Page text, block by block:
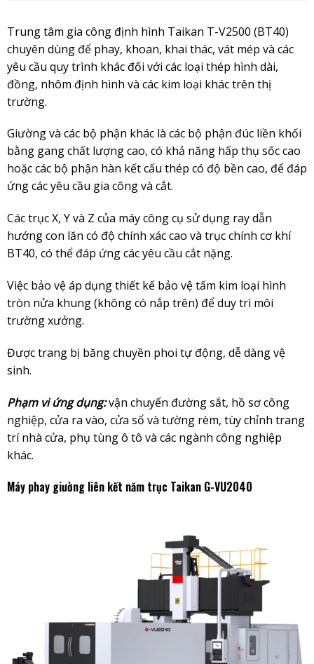
Trung tâm gia công định hình Taikan T-V2500 (BT40)
chuyên dùng để phay, khoan, khai thác, vát mép và các
yêu cầu quy trình khác đối với các loại thép hình dài,
đồng, nhôm định hình và các kim loại khác trên thị
trường.
Giường và các bộ phận khác là các bộ phận đúc liền khối
bằng gang chất lượng cao, có khả năng hấp thụ sốc cao
hoặc các bộ phận hàn kết cấu thép có độ bền cao, để đáp
ứng các yêu cầu gia công và cắt.
Các trục X, Y và Z của máy công cụ sử dụng ray dẫn
hướng con lăn có độ chính xác cao và trục chính cơ khí
BT40, có thể đáp ứng các yêu cầu cắt nặng.
Việc bảo vệ áp dụng thiết kế bảo vệ tấm kim loại hình
tròn nửa khung (không có nắp trên) để duy trì môi
trường xưởng.
Được trang bị băng chuyền phoi tự động, dễ dàng vệ
sinh.
Phạm vi ứng dụng:vận chuyển đường sắt, hồ sơ công
nghiệp, cửa ra vào, cửa sổ và tường rèm, tùy chỉnh trang
trí nhà cửa, phụ tùng ô tô và các ngành công nghiệp
khác.
Máy phay giường liên kết năm trục Taikan G-VU2040